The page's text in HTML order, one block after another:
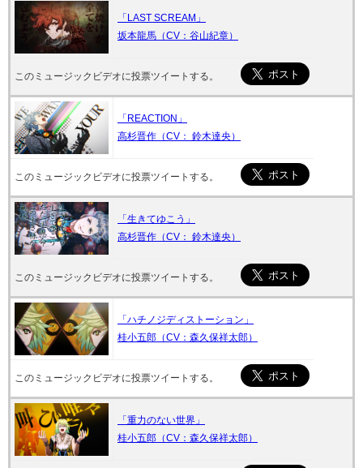
「LAST SCREAM」
坂本龍馬（CV：谷山紀章）
このミュージックビデオに投票ツイートする。
「REACTION」
高杉晋作（CV： 鈴木達央）
このミュージックビデオに投票ツイートする。
「生きてゆこう」
高杉晋作（CV： 鈴木達央）
このミュージックビデオに投票ツイートする。
「ハチノジディストーション」
桂小五郎（CV：森久保祥太郎）
このミュージックビデオに投票ツイートする。
「重力のない世界」
桂小五郎（CV：森久保祥太郎）